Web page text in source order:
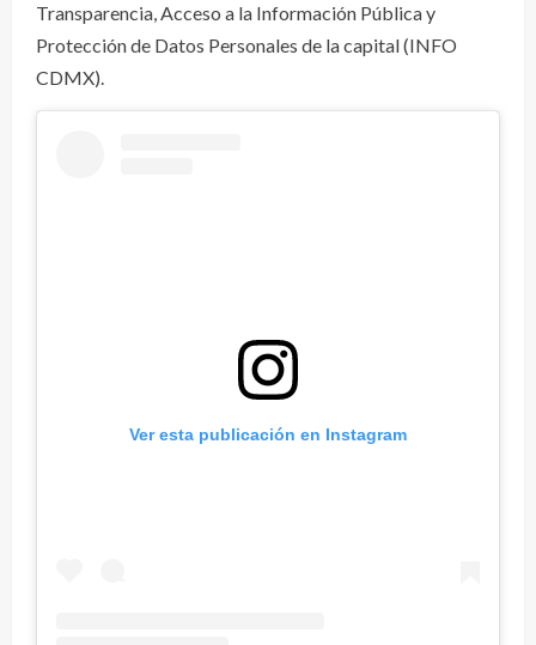
Transparencia, Acceso a la Información Pública y
Protección de Datos Personales de la capital (INFO
CDMX).
Ver esta publicación en Instagram